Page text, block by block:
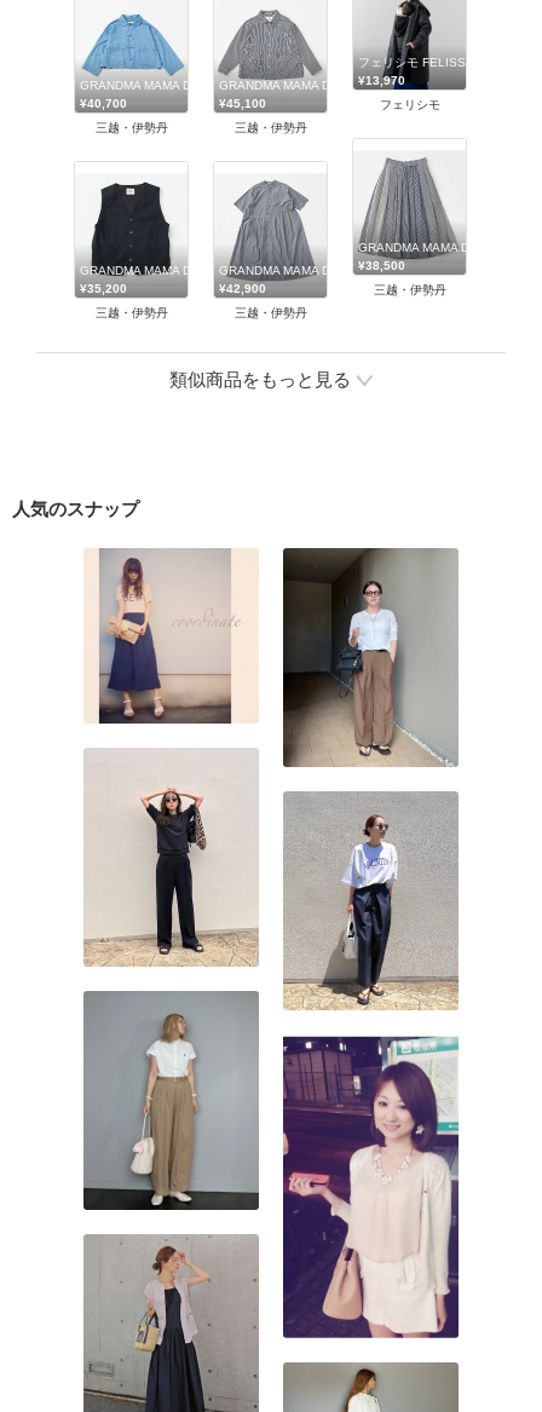
GRANDMA MAMA DAUGHTER (Women)/グランマ ママ ドーター
¥40,700
三越・伊勢丹
GRANDMA MAMA DAUGHTER (Women)/グランマ ママ ド
¥45,100
三越・伊勢丹
フェリシモ FELISSIMO
¥13,970
フェリシモ
GRANDMA MAMA DAUGHTER
¥38,500
三越・伊勢丹
GRANDMA MAMA DAUGHTER (Women)/グランマ ママ ドーター
¥35,200
三越・伊勢丹
GRANDMA MAMA DAUGHTER (Women)/グランマ ママ ド
¥42,900
三越・伊勢丹
類似商品をもっと見る
人気のスナップ